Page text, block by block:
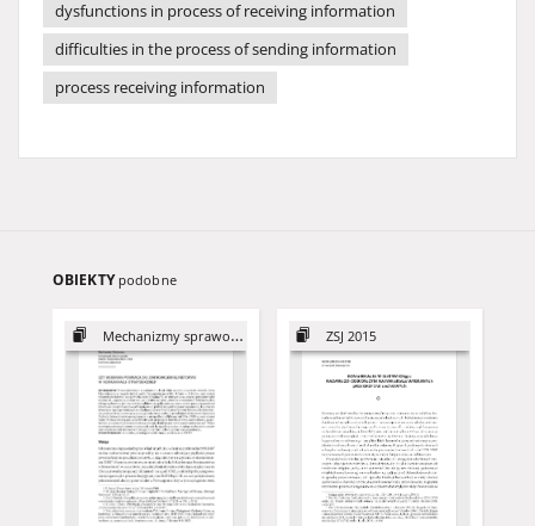
dysfunctions in process of receiving information
difficulties in the process of sending information
process receiving information
OBIEKTY podobne
Mechanizmy sprawowania... ZSJ 2015